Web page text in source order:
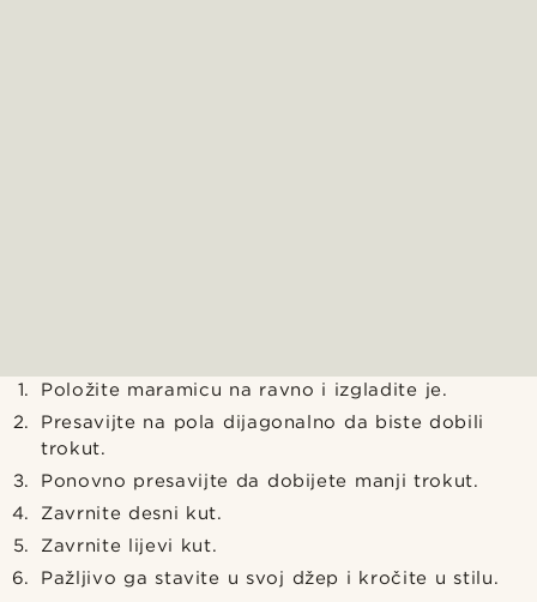
Položite maramicu na ravno i izgladite je.
Presavijte na pola dijagonalno da biste dobili
trokut.
Ponovno presavijte da dobijete manji trokut.
Zavrnite desni kut.
Zavrnite lijevi kut.
Pažljivo ga stavite u svoj džep i kročite u stilu.